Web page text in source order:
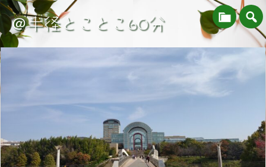
＠半径とことこ60分